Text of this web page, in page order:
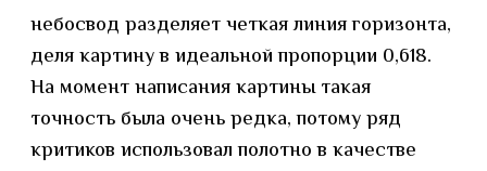
небосвод разделяет четкая линия горизонта,
деля картину в идеальной пропорции 0,618.
На момент написания картины такая
точность была очень редка, потому ряд
критиков использовал полотно в качестве